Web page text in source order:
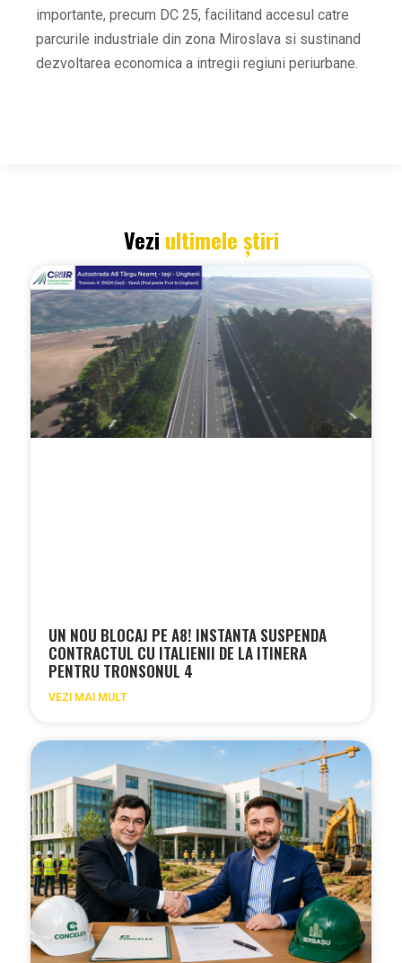
importante, precum DC 25, facilitand accesul catre
parcurile industriale din zona Miroslava si sustinand
dezvoltarea economica a intregii regiuni periurbane.
Vezi ultimele știri
UN NOU BLOCAJ PE A8! INSTANTA SUSPENDA
CONTRACTUL CU ITALIENII DE LA ITINERA
PENTRU TRONSONUL 4
VEZI MAI MULT